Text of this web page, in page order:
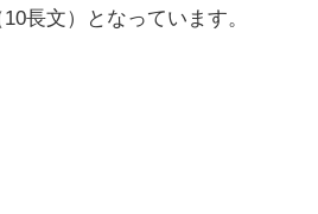
長文）となっています。